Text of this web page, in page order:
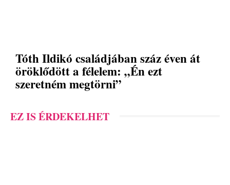
Tóth Ildikó családjában száz éven át
öröklődött a félelem: „Én ezt
szeretném megtörni”
EZ IS ÉRDEKELHET